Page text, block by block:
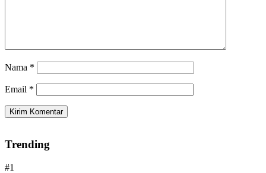
Nama *
Email *
Trending
#1